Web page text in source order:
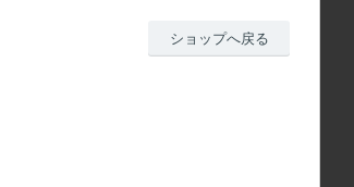
ショップへ戻る